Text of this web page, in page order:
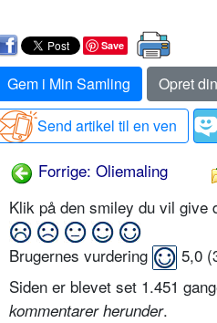
Save
Gem i Min Samling
Opret
Send artikel til en ven
Forrige: Oliemaling
Klik på den smiley du vil give
Brugernes vurdering 5,0 (
Siden er blevet set 1.451
kommentarer herunder.